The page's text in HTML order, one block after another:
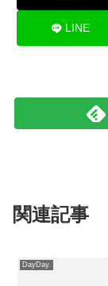
LINE
関連記事
DayDay.